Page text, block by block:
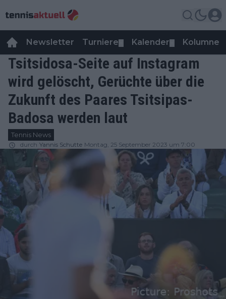
Newsletter Turniere Kalender Kolumnen
Tsitsidosa-Seite auf Instagram
wird gelöscht, Gerüchte über die
Zukunft des Paares Tsitsipas-
Badosa werden laut
Tennis News
durch Yannis Schutte Montag, 25 September 2023 um 7:00